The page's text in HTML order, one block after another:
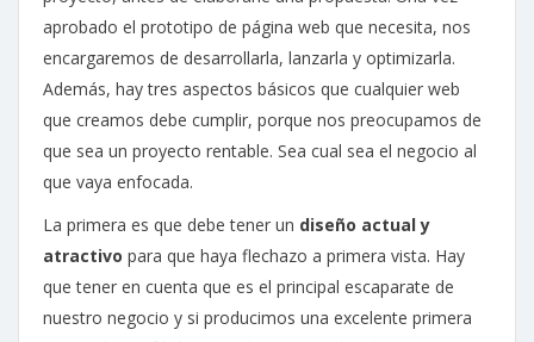
aprobado el prototipo de página web que necesita, nos
encargaremos de desarrollarla, lanzarla y optimizarla.
Además, hay tres aspectos básicos que cualquier web
que creamos debe cumplir, porque nos preocupamos de
que sea un proyecto rentable. Sea cual sea el negocio al
que vaya enfocada.
La primera es que debe tener un diseño actual y
atractivo para que haya flechazo a primera vista. Hay
que tener en cuenta que es el principal escaparate de
nuestro negocio y si producimos una excelente primera